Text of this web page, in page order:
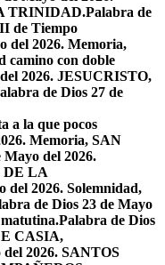
TRINIDAD.Palabra de
de Tiempo
del 2026. Memoria,
camino con doble
2026. JESUCRISTO,
de Dios 27 de
a la que pocos
Memoria, SAN
Mayo del 2026.
DE LA
del 2026. Solemnidad,
de Dios 23 de Mayo
Palabra de Dios
CASIA,
2026. SANTOS